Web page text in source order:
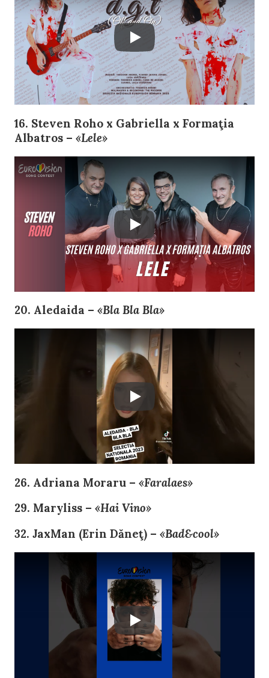
16. Steven Roho x Gabriella x Formaţia
Albatros – «Lele»
20. Aledaida – «Bla Bla Bla»
26. Adriana Moraru – «Faralaes»
29. Maryliss – «Hai Vino»
32. JaxMan (Erin Dăneţ) – «Bad&cool»